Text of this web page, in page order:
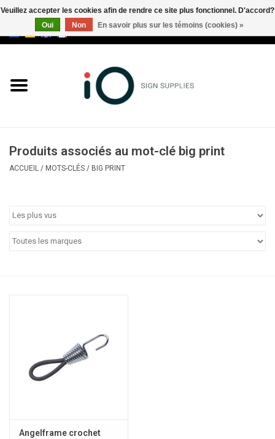
Marques
Appelez-nous au +32 3 353 67
Produits associés au mot-clé big print
ACCUEIL / MOTS-CLÉS / BIG PRINT
Angelframe crochet
Veuillez accepter les cookies afin de rendre ce site plus fonctionnel. D'accord?
Oui
Non En savoir plus sur les témoins (cookies) »